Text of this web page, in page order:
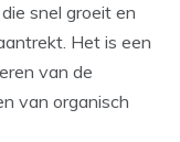
snel groeit en
Het is een
van de
van organisch